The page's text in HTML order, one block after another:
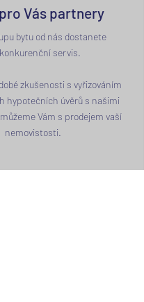
Vás partnery
bytu od nás dostanete
servis.
zkušenosti s vyřizováním
hypotečních úvěrů s našimi
Vám s prodejem vaší
nemovistosti.